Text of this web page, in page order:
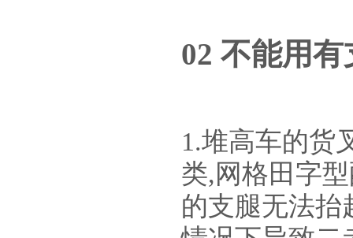
02 不能用
1.堆高车的货
类,网格田字
的支腿无法抬